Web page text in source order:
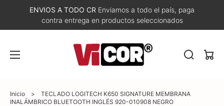
ENVIOS A TODO CR Enviamos a todo el país, paga
contra entrega en productos seleccionados
Inicio >
TECLADO LOGITECH K650 SIGNATURE MEMBRANA
INALÁMBRICO BLUETOOTH INGLÉS 920-010908 NEGRO